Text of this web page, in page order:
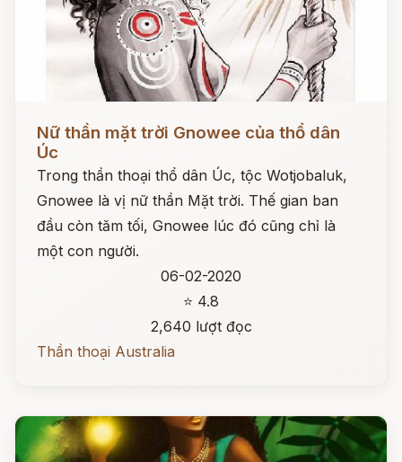
Nữ thần mặt trời Gnowee của thổ dân
Úc
Trong thần thoại thổ dân Úc, tộc Wotjobaluk,
Gnowee là vị nữ thần Mặt trời. Thế gian ban
đầu còn tăm tối, Gnowee lúc đó cũng chỉ là
một con người.
06-02-2020
⭐ 4.8
2,640 lượt đọc
Thần thoại Australia